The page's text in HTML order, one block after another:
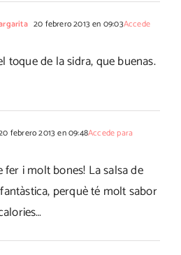
20 febrero 2013 en 09:03Accede
toque de la sidra, que buenas.
febrero 2013 en 09:48Accede para
fer i molt bones! La salsa de
perquè té molt sabor